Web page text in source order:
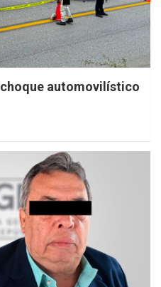
automovilístico